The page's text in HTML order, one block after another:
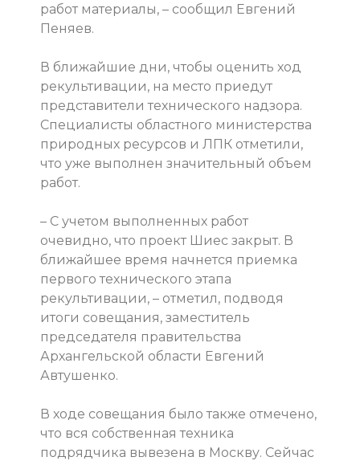
работ материалы, – сообщил Евгений
Пеняев.
В ближайшие дни, чтобы оценить ход
рекультивации, на место приедут
представители технического надзора.
Специалисты областного министерства
природных ресурсов и ЛПК отметили,
что уже выполнен значительный объем
работ.
– С учетом выполненных работ
очевидно, что проект Шиес закрыт. В
ближайшее время начнется приемка
первого технического этапа
рекультивации, – отметил, подводя
итоги совещания, заместитель
председателя правительства
Архангельской области Евгений
Автушенко.
В ходе совещания было также отмечено,
что вся собственная техника
подрядчика вывезена в Москву. Сейчас